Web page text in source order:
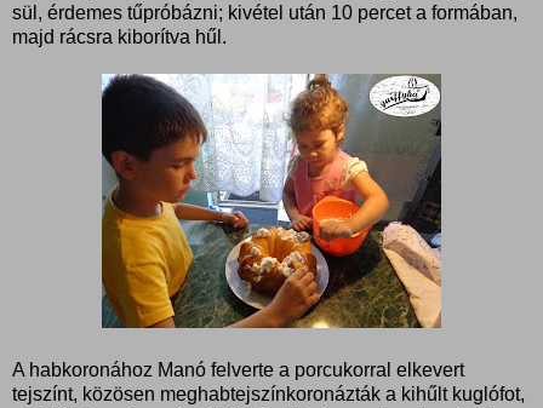
sül, érdemes tűpróbázni; kivétel után 10 percet a formában,
majd rácsra kiborítva hűl.
A habkoronához Manó felverte a porcukorral elkevert
tejszínt, közösen meghabtejszínkoronázták a kihűlt kuglófot,